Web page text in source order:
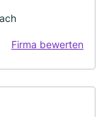
Firma bewerten